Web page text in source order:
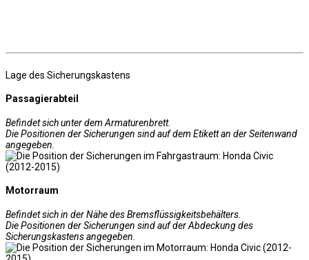
Lage des Sicherungskastens
Passagierabteil
Befindet sich unter dem Armaturenbrett.
Die Positionen der Sicherungen sind auf dem Etikett an der Seitenwand
angegeben.
Motorraum
Befindet sich in der Nähe des Bremsflüssigkeitsbehälters.
Die Positionen der Sicherungen sind auf der Abdeckung des
Sicherungskastens angegeben.